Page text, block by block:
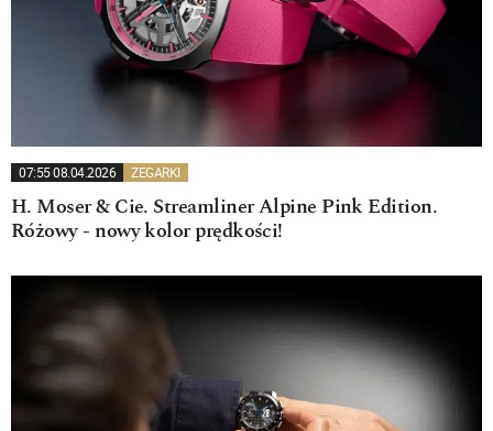
07:55 08.04.2026 ZEGARKI
H. Moser & Cie. Streamliner Alpine Pink Edition.
Różowy - nowy kolor prędkości!